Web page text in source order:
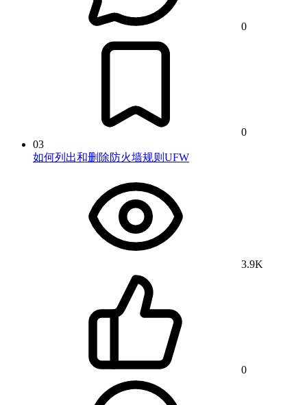
0
0
03
如何列出和删除防火墙规则UFW
3.9K
0